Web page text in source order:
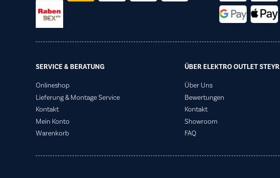
SERVICE & BERATUNG
Onlineshop
Lieferung & Montage Service
Kontakt
Mein Konto
Warenkorb
ÜBER ELEKTRO OUTLET STEYR
Über Uns
Bewertungen
Kontakt
Showroom
FAQ